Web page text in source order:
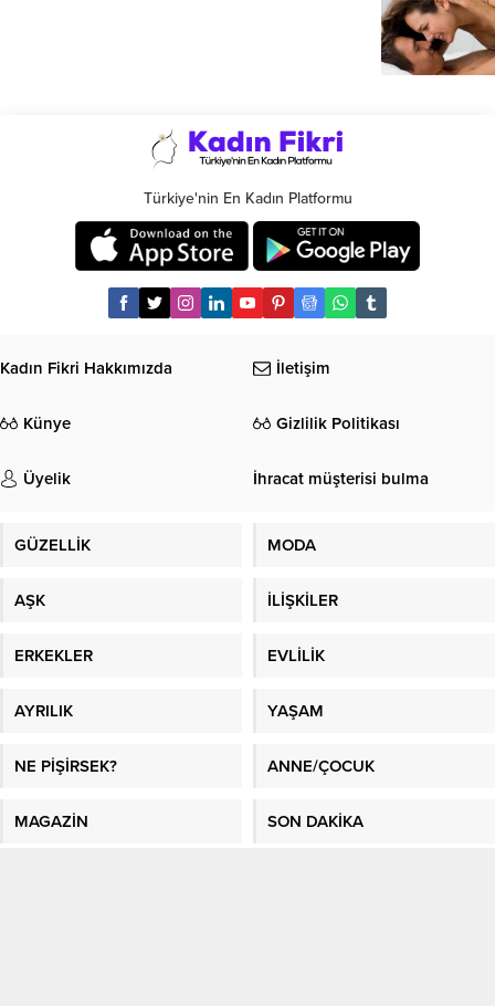
Türkiye'nin En Kadın Platformu
Kadın Fikri Hakkımızda İletişim
Künye Gizlilik Politikası
Üyelik İhracat müşterisi bulma
GÜZELLİK MODA
AŞK İLİŞKİLER
ERKEKLER EVLİLİK
AYRILIK YAŞAM
NE PİŞİRSEK? ANNE/ÇOCUK
MAGAZİN SON DAKİKA